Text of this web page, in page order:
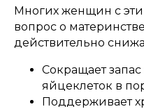
Многих женщин с
вопрос о
действительно
Сокращает
яйцеклеток в
Поддерживает